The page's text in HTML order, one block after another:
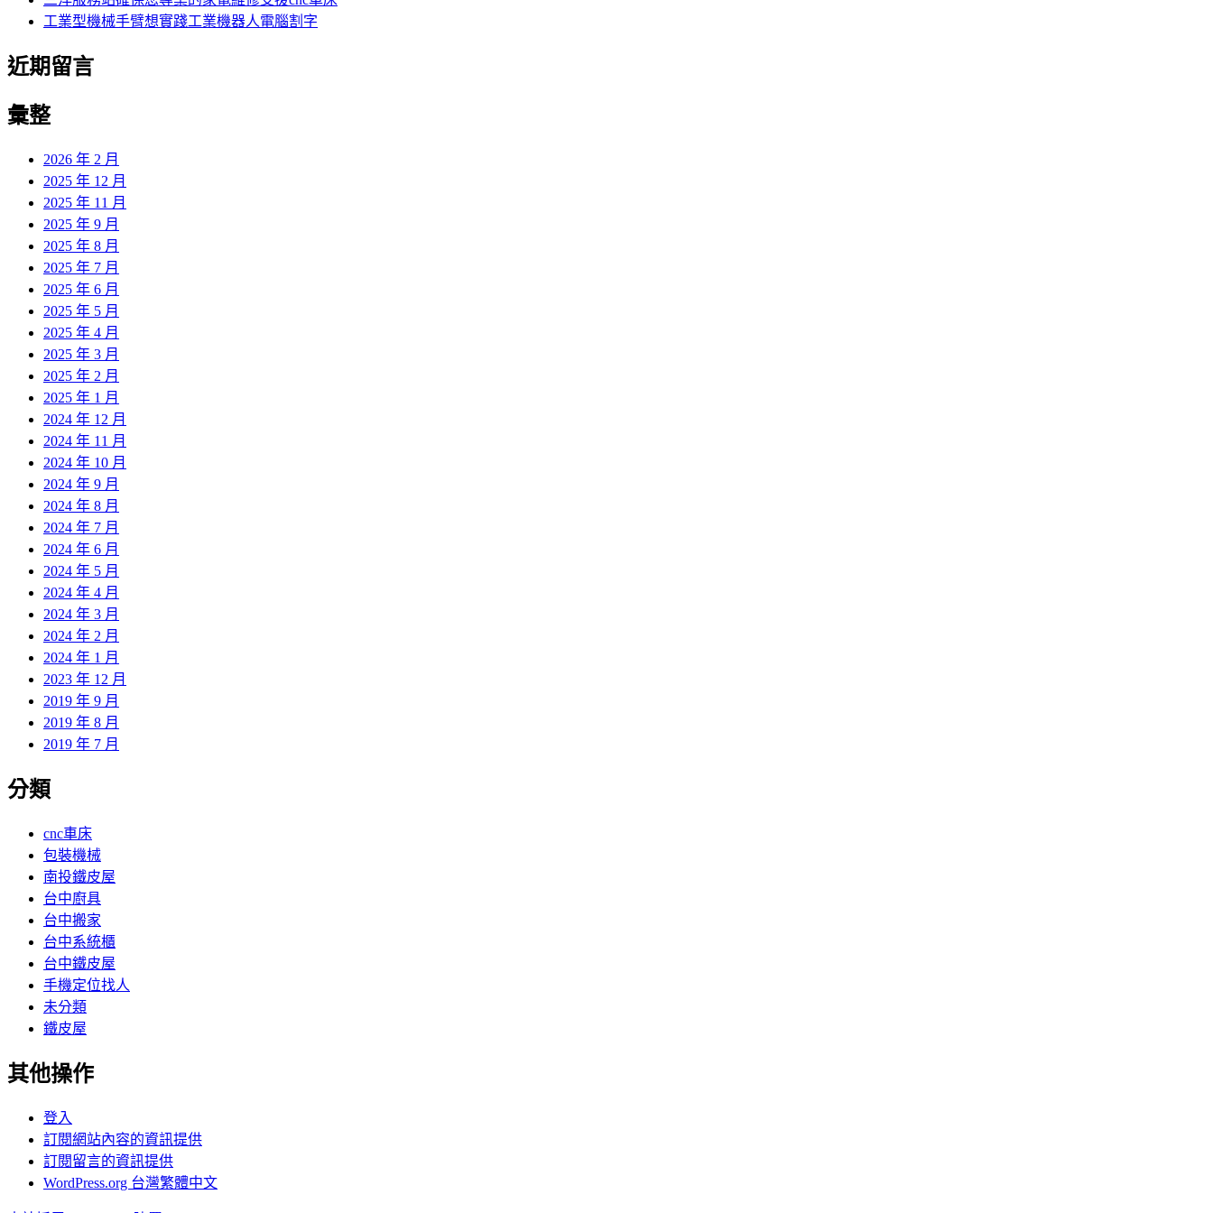
工業型機械手臂想實踐工業機器人電腦割字
近期留言
彙整
2026 年 2 月
2025 年 12 月
2025 年 11 月
2025 年 9 月
2025 年 8 月
2025 年 7 月
2025 年 6 月
2025 年 5 月
2025 年 4 月
2025 年 3 月
2025 年 2 月
2025 年 1 月
2024 年 12 月
2024 年 11 月
2024 年 10 月
2024 年 9 月
2024 年 8 月
2024 年 7 月
2024 年 6 月
2024 年 5 月
2024 年 4 月
2024 年 3 月
2024 年 2 月
2024 年 1 月
2023 年 12 月
2019 年 9 月
2019 年 8 月
2019 年 7 月
分類
cnc車床
包裝機械
南投鐵皮屋
台中廚具
台中搬家
台中系統櫃
台中鐵皮屋
手機定位找人
未分類
鐵皮屋
其他操作
登入
訂閱網站內容的資訊提供
訂閱留言的資訊提供
WordPress.org 台灣繁體中文